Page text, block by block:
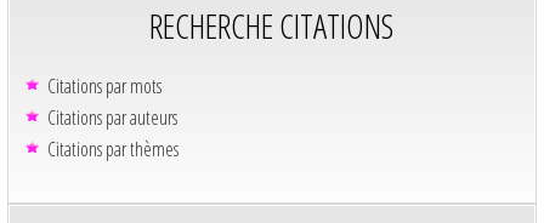
RECHERCHE CITATIONS
Citations par mots
Citations par auteurs
Citations par thèmes